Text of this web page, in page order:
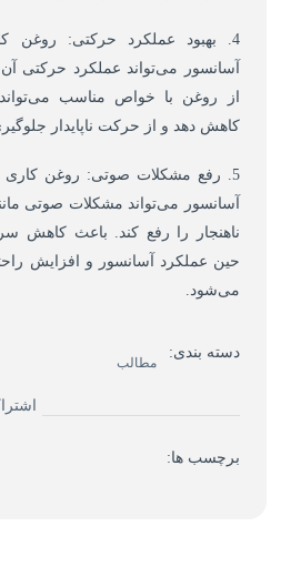
4. بهبود عملکرد حرکتی: روغن
آسانسور می‌تواند عملکرد حرکتی آن
از روغن با خواص مناسب
کاهش دهد و از حرکت ناپایدار
5. رفع مشکلات صوتی: روغن
آسانسور می‌تواند مشکلات صوتی
ناهنجار را رفع کند. باعث کاهش
حین عملکرد آسانسور و افزایش
می‌شود.
دسته بندی:
مطالب
برچسب ها: